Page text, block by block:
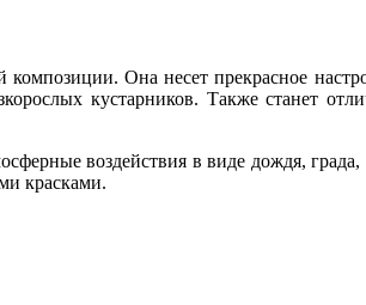
Она несет прекрасное
кустарников. Также станет
воздействия в виде дождя,
красками.